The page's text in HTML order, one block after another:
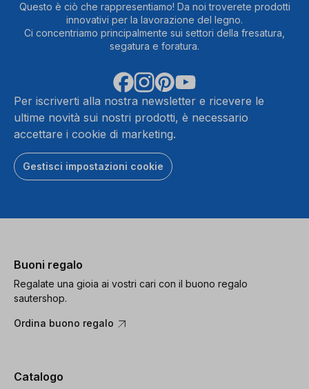
Questo è ciò che rappresentiamo! Da noi troverete prodotti
innovativi per la lavorazione del legno.
Ci concentriamo principalmente sui settori della fresatura,
segatura e foratura.
Per iscriverti alla nostra newsletter e ricevere le
ultime novità sui nostri prodotti, è necessario
accettare i cookie di marketing.
Gestisci impostazioni cookie
Buoni regalo
Regalate una gioia ai vostri cari con il buono regalo
sautershop.
Ordina buono regalo
Catalogo